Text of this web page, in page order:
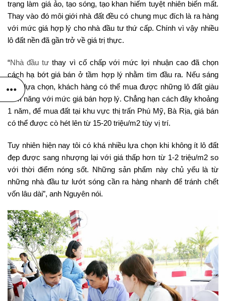
trạng làm giá ảo, tạo sóng, tạo khan hiếm tuyệt nhiên biến mất.
Thay vào đó môi giới nhà đất đều có chung mục đích là ra hàng
với mức giá hợp lý cho nhà đầu tư thứ cấp. Chính vì vậy nhiều
lô đất nền đã gần trở về giá trị thực.
“Nhà đầu tư thay vì cố chấp với mức lợi nhuận cao đã chọn
cách hạ bớt giá bán ở tầm hợp lý nhằm tìm đầu ra. Nếu sáng
suốt lựa chọn, khách hàng có thể mua được những lô đất giàu
tiềm năng với mức giá bán hợp lý. Chẳng hạn cách đây khoảng
1 năm, để mua đất tại khu vực thị trấn Phú Mỹ, Bà Rịa, giá bán
có thể được cò hét lên từ 15-20 triệu/m2 tùy vị trí.
Tuy nhiên hiện nay tôi có khá nhiều lựa chọn khi không ít lô đất
đẹp được sang nhượng lại với giá thấp hơn từ 1-2 triệu/m2 so
với thời điểm nóng sốt. Những sản phẩm này chủ yếu là từ
những nhà đầu tư lướt sóng cần ra hàng nhanh để tránh chết
vốn lâu dài”, anh Nguyên nói.